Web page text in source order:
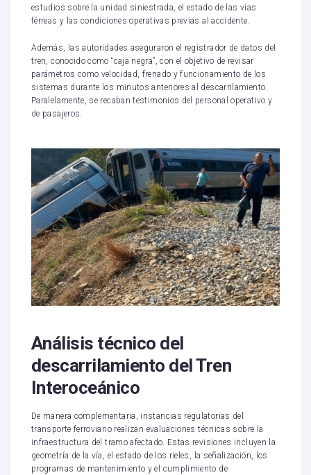
estudios sobre la unidad siniestrada, el estado de las vías
férreas y las condiciones operativas previas al accidente.
Además, las autoridades aseguraron el registrador de datos del
tren, conocido como “caja negra”, con el objetivo de revisar
parámetros como velocidad, frenado y funcionamiento de los
sistemas durante los minutos anteriores al descarrilamiento.
Paralelamente, se recaban testimonios del personal operativo y
de pasajeros.
Análisis técnico del
descarrilamiento del Tren
Interoceánico
De manera complementaria, instancias regulatorias del
transporte ferroviario realizan evaluaciones técnicas sobre la
infraestructura del tramo afectado. Estas revisiones incluyen la
geometría de la vía, el estado de los rieles, la señalización, los
programas de mantenimiento y el cumplimiento de